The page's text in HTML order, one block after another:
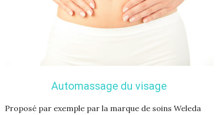
Automassage du visage
Proposé par exemple par la marque de soins Weleda